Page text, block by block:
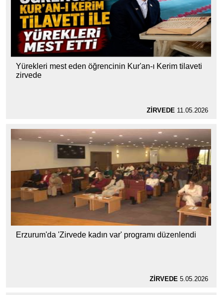
Yürekleri mest eden öğrencinin Kur'an-ı Kerim tilaveti
zirvede
ZİRVEDE11.05.2026
Erzurum'da 'Zirvede kadın var' programı düzenlendi
ZİRVEDE5.05.2026